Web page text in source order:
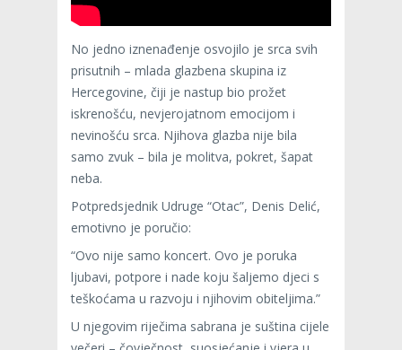
No jedno iznenađenje osvojilo je srca svih
prisutnih – mlada glazbena skupina iz
Hercegovine, čiji je nastup bio prožet
iskrenošću, nevjerojatnom emocijom i
nevinošću srca. Njihova glazba nije bila
samo zvuk – bila je molitva, pokret, šapat
neba.
Potpredsjednik Udruge “Otac”, Denis Delić,
emotivno je poručio:
“Ovo nije samo koncert. Ovo je poruka
ljubavi, potpore i nade koju šaljemo djeci s
teškoćama u razvoju i njihovim obiteljima.”
U njegovim riječima sabrana je suština cijele